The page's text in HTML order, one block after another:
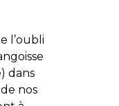
l’oubli
dans
nos